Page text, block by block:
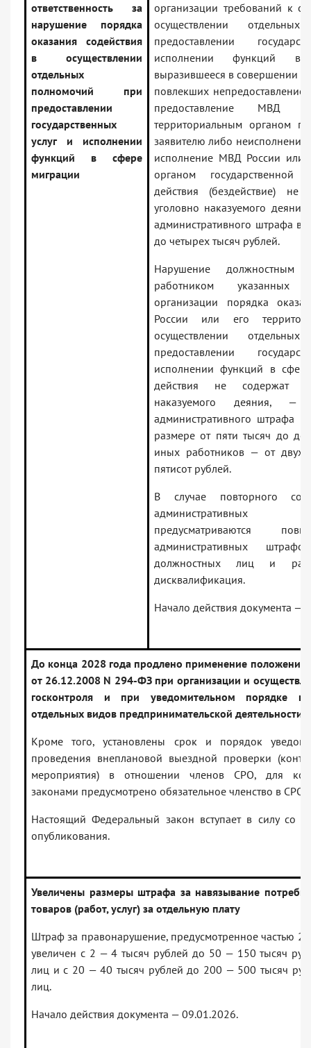
ответственность за
нарушение порядка
оказания содействия
в осуществлении
отдельных
полномочий при
предоставлении
государственных
услуг и исполнении
функций в сфере
миграции
организации требований к
осуществлении
предоставлении
исполнении функций в
выразившееся в совершении
повлекших непредоставление
предоставление МВД
территориальным органом
заявителю либо
исполнение МВД России или
органом
действия (бездействие) не
уголовно наказуемого
административного штрафа в
до четырех тысяч рублей.
Нарушение
работником указанных
организации порядка
России или его
осуществлении
предоставлении
исполнении функций в
действия не содержат
наказуемого деяния, —
административного штрафа
размере от пяти тысяч до
иных работников — от двух
пятисот рублей.
В случае повторного
административных
предусматриваются
административных
должностных лиц и
дисквалификация.
Начало действия документа —
До конца 2028 года продлено применение положений
от 26.12.2008 N 294-ФЗ при организации и
госконтроля и при уведомительном порядке
отдельных видов предпринимательской деятельности
Кроме того, установлены срок и порядок
проведения внеплановой выездной проверки
мероприятия) в отношении членов СРО, для
законами предусмотрено обязательное членство в СРО.
Настоящий Федеральный закон вступает в силу со
опубликования.
Увеличены размеры штрафа за навязывание
товаров (работ, услуг) за отдельную плату
Штраф за правонарушение, предусмотренное частью
увеличен с 2 — 4 тысяч рублей до 50 — 150 тысяч
лиц и с 20 — 40 тысяч рублей до 200 — 500 тысяч
лиц.
Начало действия документа — 09.01.2026.